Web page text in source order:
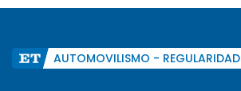
AUTOMOVILISMO - REGULARIDAD